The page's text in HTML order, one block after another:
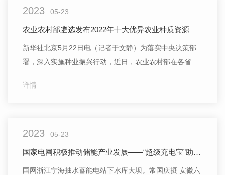
2023 05-23
农业农村部遴选发布2022年十大优异农业种质资源
新华社北京5月22日电（记者于文静）为落实中央决策部
署，深入实施种业振兴行动，近日，农业农村部在各省份
种质资源，旨在提升全民资源保护意识，引导科研单位、
息。
详情
2023 05-23
国家电网积极推动储能产业发展——“超级充电宝”助建新型能源体系
国网浙江宁海抽水蓄能电站下水库大坝。常国庆摄 安徽六